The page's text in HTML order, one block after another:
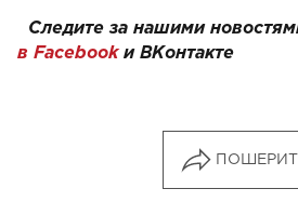
Следите за нашими
в Facebookи ВКонтакте